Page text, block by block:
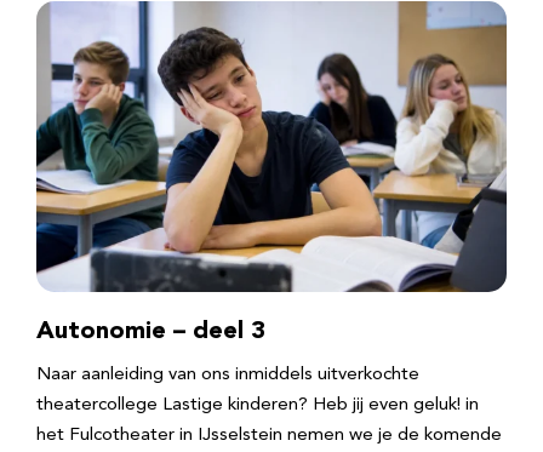
Autonomie – deel 3
Naar aanleiding van ons inmiddels uitverkochte
theatercollege Lastige kinderen? Heb jij even geluk! in
het Fulcotheater in IJsselstein nemen we je de komende